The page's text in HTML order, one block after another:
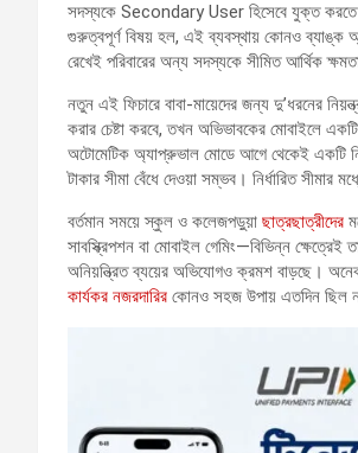
সদস্যকে Secondary User হিসেবে যুক্ত করতে
গুরুত্বপূর্ণ বিষয় হল, এই ব্যবস্থায় কোনও ব্যাঙ্ক
রেখেই পরিবারের অন্য সদস্যকে সীমিত আর্থিক
নতুন এই ফিচারে বাবা-মায়েদের জন্য দু’ধরনের
করার চেষ্টা করবে, তখন অভিভাবকের মোবাইলে
অটোমেটিক অ্যাপ্রুভাল মোডে আগে থেকেই একটি
টাকার সীমা বেঁধে দেওয়া সম্ভব। নির্ধারিত সীমার
বর্তমান সময়ে স্কুল ও কলেজপড়ুয়া ছাত্রছাত্রীদের
সাবস্ক্রিপশন বা মোবাইল গেমিং—বিভিন্ন
অনিয়ন্ত্রিত ব্যয়ের অভিযোগও ক্রমশ বাড়ছে।
কার্যকর নজরদারির কোনও সহজ উপায় এতদিন ছিল